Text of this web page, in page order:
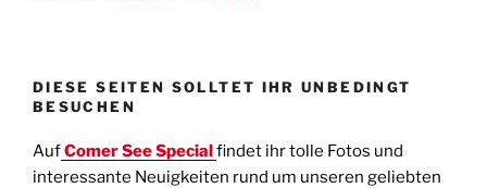
DIESE SEITEN SOLLTET IHR UNBEDINGT
BESUCHEN
AufComer See Specialfindet ihr tolle Fotos und
interessante Neuigkeiten rund um unseren geliebten